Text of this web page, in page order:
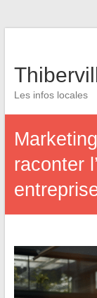
Les infos locales
raconter